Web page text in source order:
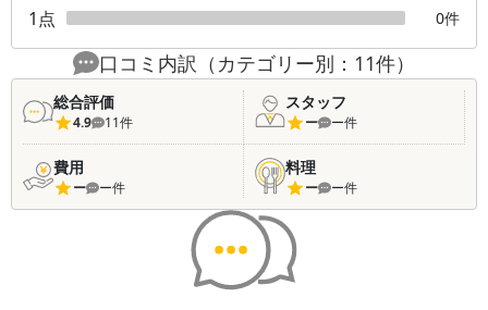
1 点 0件
口コミ内訳（カテゴリー別： 11件）
総合評価
4.9 11件
スタッフ
ー ー件
費用
ー ー件
料理
ー ー件